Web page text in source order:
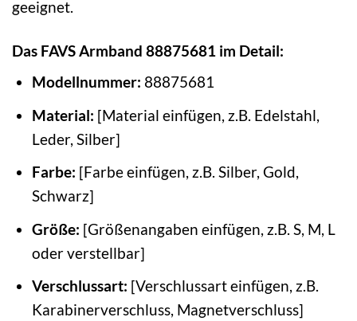
geeignet.
Das FAVS Armband 88875681 im Detail:
Modellnummer: 88875681
Material: [Material einfügen, z.B. Edelstahl,
Leder, Silber]
Farbe: [Farbe einfügen, z.B. Silber, Gold,
Schwarz]
Größe: [Größenangaben einfügen, z.B. S, M, L
oder verstellbar]
Verschlussart: [Verschlussart einfügen, z.B.
Karabinerverschluss, Magnetverschluss]